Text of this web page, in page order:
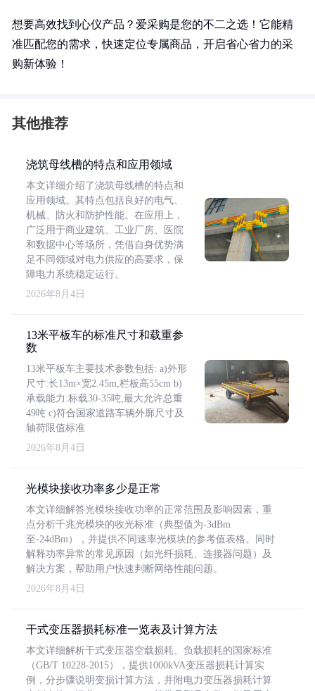
想要高效找到心仪产品？爱采购是您的不二之选！它能精
准匹配您的需求，快速定位专属商品，开启省心省力的采
购新体验！
其他推荐
浇筑母线槽的特点和应用领域
本文详细介绍了浇筑母线槽的特点和
应用领域。其特点包括良好的电气、
机械、防火和防护性能。在应用上，
广泛用于商业建筑、工业厂房、医院
和数据中心等场所，凭借自身优势满
足不同领域对电力供应的高要求，保
障电力系统稳定运行。
2026年8月4日
13米平板车的标准尺寸和载重参
数
13米平板车主要技术参数包括: a)外形
尺寸:长13m×宽2.45m,栏板高55cm b)
承载能力:标载30-35吨,最大允许总重
49吨 c)符合国家道路车辆外廓尺寸及
轴荷限值标准
2026年8月4日
光模块接收功率多少是正常
本文详细解答光模块接收功率的正常范围及影响因素，重
点分析千兆光模块的收光标准（典型值为-3dBm
至-24dBm），并提供不同速率光模块的参考值表格。同时
解释功率异常的常见原因（如光纤损耗、连接器问题）及
解决方案，帮助用户快速判断网络性能问题。
2026年8月4日
干式变压器损耗标准一览表及计算方法
本文详细解析干式变压器空载损耗、负载损耗的国家标准
（GB/T 10228-2015），提供1000kVA变压器损耗计算实
例，分步骤说明变损计算方法，并附电力变压器损耗计算